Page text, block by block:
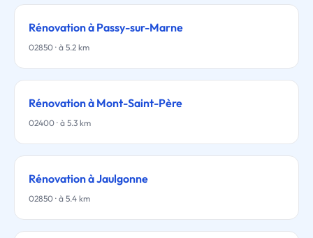
Rénovation à Passy-sur-Marne
02850 · à 5.2 km
Rénovation à Mont-Saint-Père
02400 · à 5.3 km
Rénovation à Jaulgonne
02850 · à 5.4 km